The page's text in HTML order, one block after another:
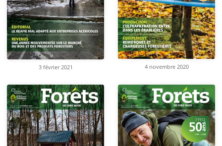
3 février 2021 4 novembre 2020